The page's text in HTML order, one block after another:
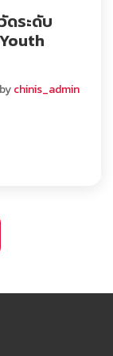
ดระดับ
bychinis_admin